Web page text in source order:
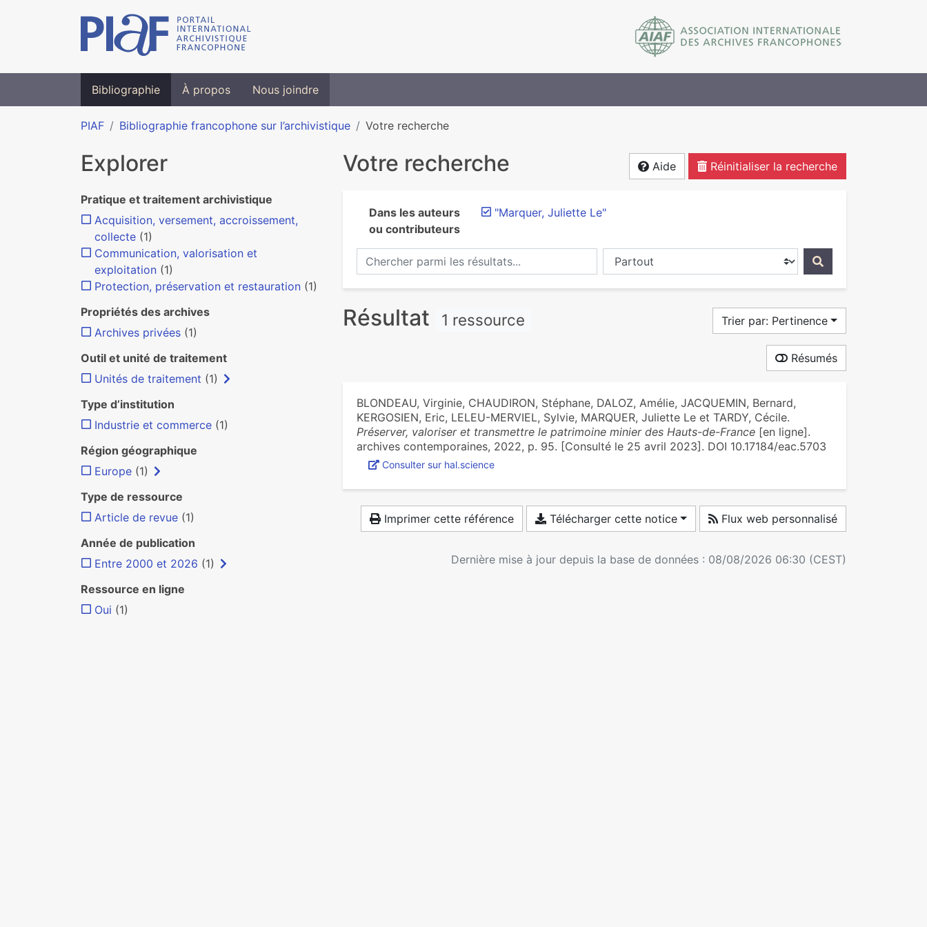
Bibliographie À propos Nous joindre
PIAF Bibliographie francophone sur l’archivistique Votre recherche
Votre recherche Aide Réinitialiser la recherche
Dans les auteurs
ou contributeurs
"Marquer, Juliette Le"
Chercher parmi les résultats... Chercher dans...
Résultat 1 ressource Trier par: Pertinence
Résumés
BLONDEAU, Virginie, CHAUDIRON, Stéphane, DALOZ, Amélie, JACQUEMIN, Bernard,
KERGOSIEN, Eric, LELEU-MERVIEL, Sylvie, MARQUER, Juliette Le et TARDY, Cécile.
Préserver, valoriser et transmettre le patrimoine minier des Hauts-de-France[en ligne].
archives contemporaines, 2022, p. 95. [Consulté le 25 avril 2023]. DOI 10.17184/eac.5703
Consulter sur hal.science
Imprimer cette référence Télécharger cette notice Flux web personnalisé
Dernière mise à jour depuis la base de données : 08/08/2026 06:30 (CEST)
Explorer
Pratique et traitement archivistique
Acquisition, versement, accroissement,
collecte (1)
Communication, valorisation et
exploitation (1)
Protection, préservation et restauration (1)
Propriétés des archives
Archives privées (1)
Outil et unité de traitement
Unités de traitement (1)
Type d’institution
Industrie et commerce (1)
Région géographique
Europe (1)
Type de ressource
Article de revue (1)
Année de publication
Entre 2000 et 2026 (1)
Ressource en ligne
Oui (1)